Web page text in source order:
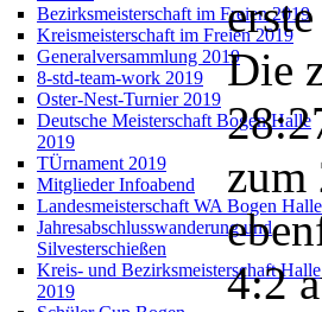
Bezirksmeisterschaft im Freien 2019
Kreismeisterschaft im Freien 2019
Generalversammlung 2019
8-std-team-work 2019
Oster-Nest-Turnier 2019
Deutsche Meisterschaft Bogen Halle
2019
TÜrnament 2019
Mitglieder Infoabend
Landesmeisterschaft WA Bogen Halle
Jahresabschlusswanderung und
Silvesterschießen
Kreis- und Bezirksmeisterschaft Halle
2019
Die
zum
4:2